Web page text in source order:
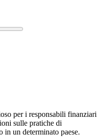
per i responsabili finanziari
sulle pratiche di
in un determinato paese.